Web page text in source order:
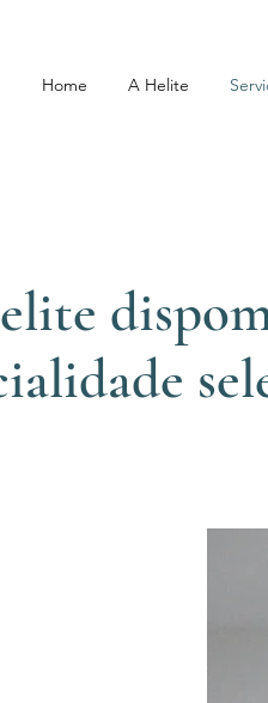
Home A Helite